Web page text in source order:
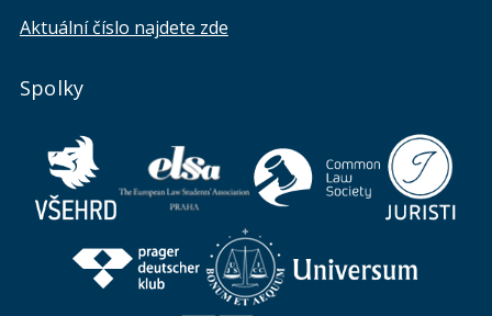
Aktuální číslo najdete zde
Spolky